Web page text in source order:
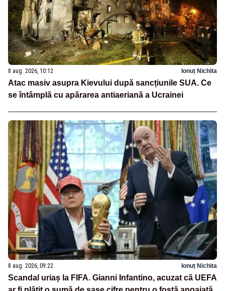
8 aug. 2026, 10:12 Ionuț Nichita
Atac masiv asupra Kievului după sancțiunile SUA. Ce
se întâmplă cu apărarea antiaeriană a Ucrainei
8 aug. 2026, 09:22 Ionuț Nichita
Scandal uriaș la FIFA. Gianni Infantino, acuzat că UEFA